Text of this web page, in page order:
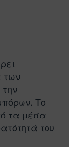
των
Το
τα μέσα
του